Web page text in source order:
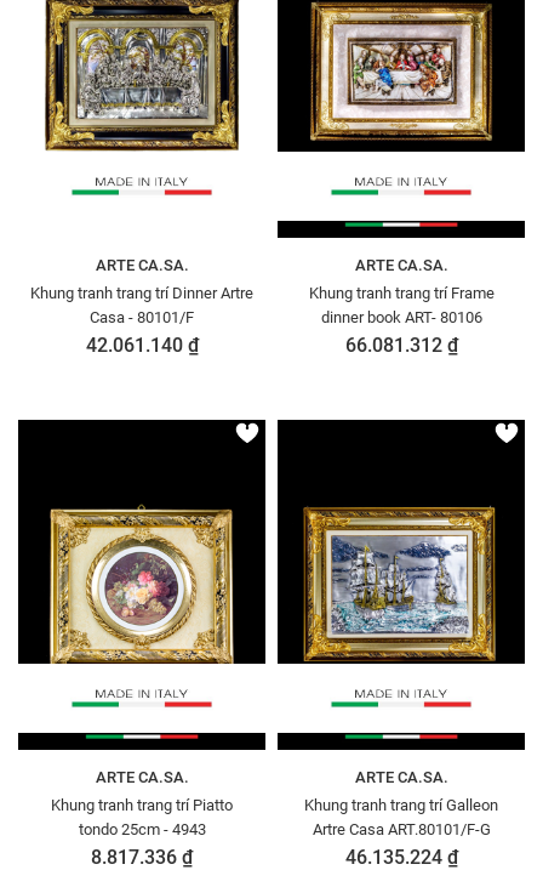
ARTE CA.SA.
Khung tranh trang trí Dinner Artre
Casa - 80101/F
42.061.140 ₫
ARTE CA.SA.
Khung tranh trang trí Frame
dinner book ART- 80106
66.081.312 ₫
ARTE CA.SA.
Khung tranh trang trí Piatto
tondo 25cm - 4943
8.817.336 ₫
ARTE CA.SA.
Khung tranh trang trí Galleon
Artre Casa ART.80101/F-G
46.135.224 ₫